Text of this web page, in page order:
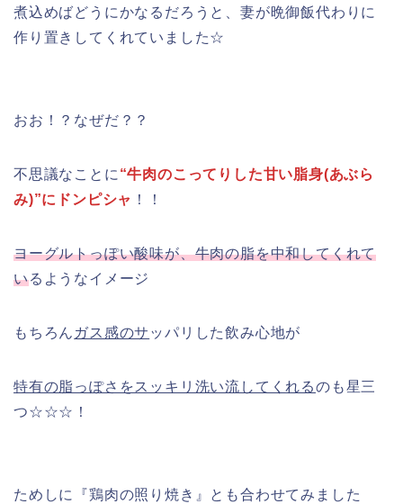
煮込めばどうにかなるだろうと、妻が晩御飯代わりに
作り置きしてくれていました☆
おお！？なぜだ？？
不思議なことに “牛肉のこってりした甘い脂身(あぶら
み)”にドンピシャ ！！
ヨーグルトっぽい酸味が、牛肉の脂を中和してくれて
いるようなイメージ
もちろん ガス感のサ ッパリした飲み心地が
特有の脂っぽさをスッキリ洗い流してくれるのも星三
つ☆☆☆！
ためしに『鶏肉の照り焼き』とも合わせてみました